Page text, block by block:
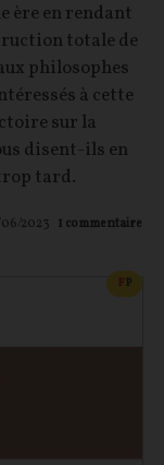
ère en rendant
totale de
philosophes
à cette
sur la
disent-ils en
tard.
2023 1 commentaire
FP